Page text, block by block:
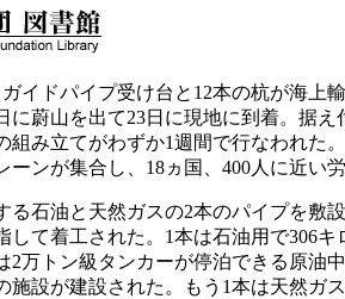
イドパイプ受け台と12本の杭が海上
に蔚山を出て23日に現地に到着。据
組み立てがわずか1週間で行なわれた
ーンが集合し、18ヵ国、400人に近い
る石油と天然ガスの2本のパイプを敷
して着工された。1本は石油用で306
2万トン級タンカーが停泊できる原油
施設が建設された。もう1本は天然ガ